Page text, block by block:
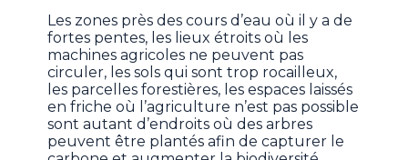
Les zones près des cours d’eau où il y a de
fortes pentes, les lieux étroits où les
machines agricoles ne peuvent pas
circuler, les sols qui sont trop rocailleux,
les parcelles forestières, les espaces laissés
en friche où l’agriculture n’est pas possible
sont autant d’endroits où des arbres
peuvent être plantés afin de capturer le